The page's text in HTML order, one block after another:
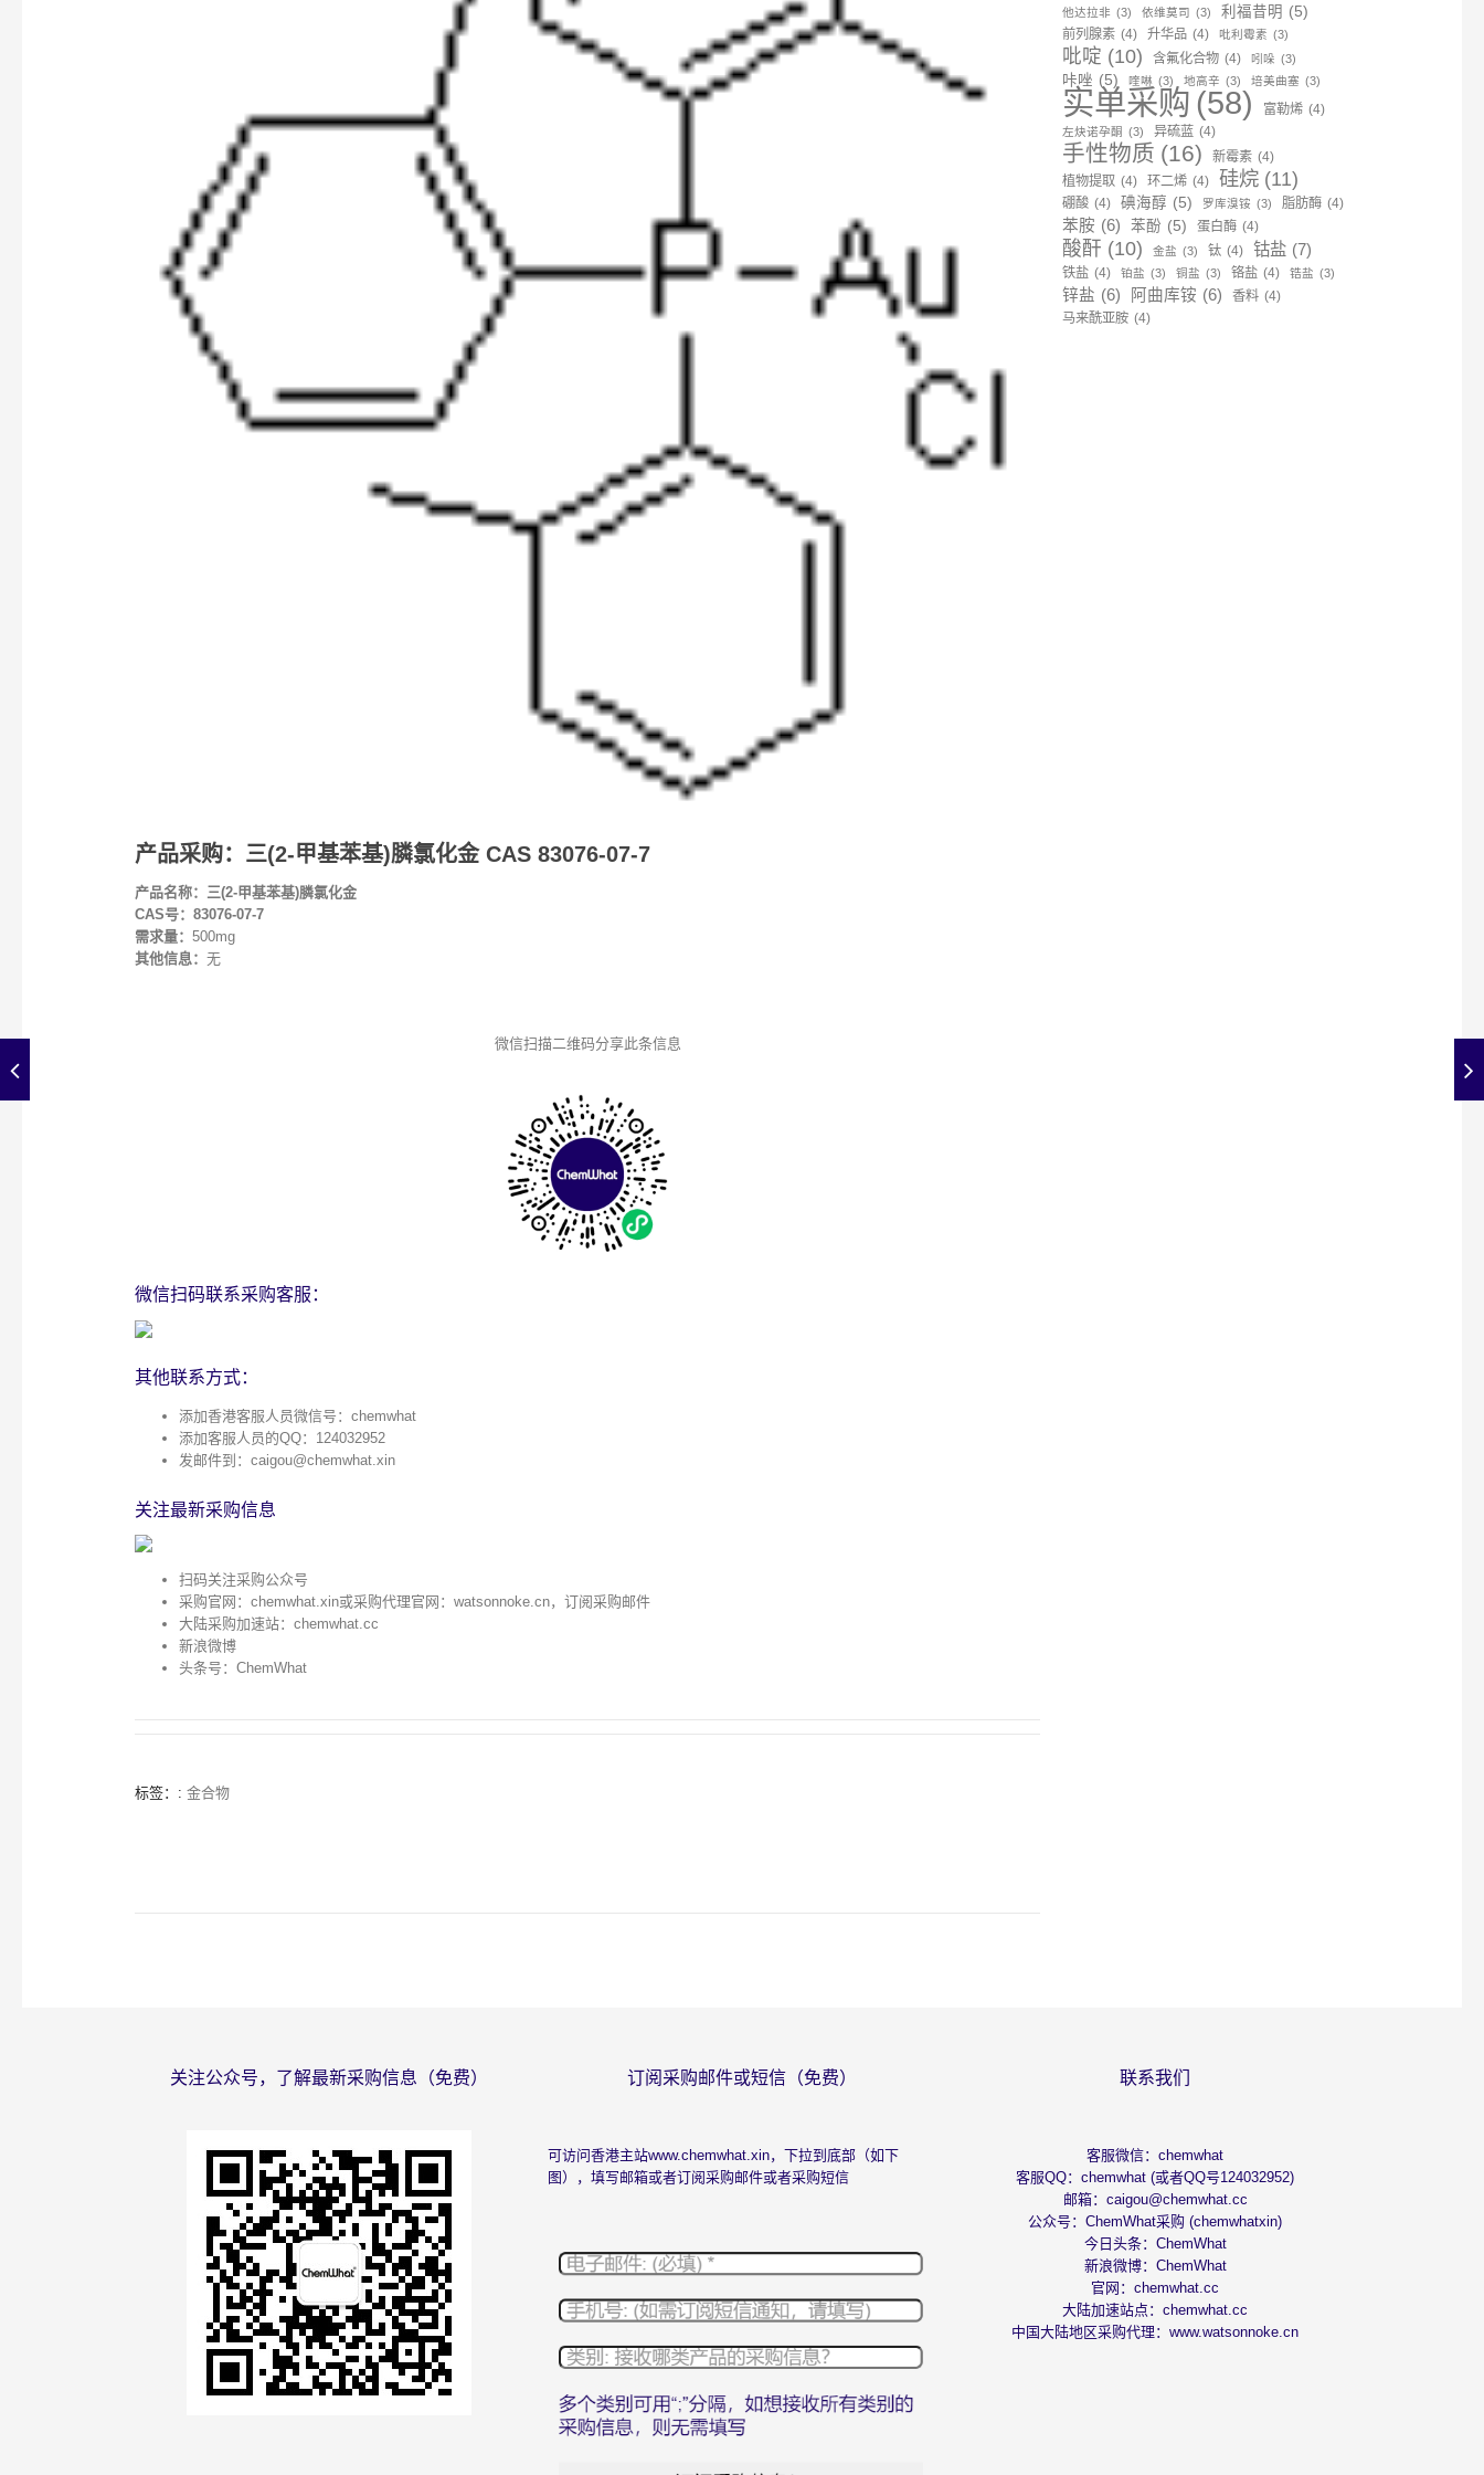
产品采购：三(2-甲基苯基)膦氯化金 CAS 83076-07-7
产品名称：三(2-甲基苯基)膦氯化金
CAS号：83076-07-7
需求量： 500mg
其他信息： 无
微信扫描二维码分享此条信息
微信扫码联系采购客服：
其他联系方式：
添加香港客服人员微信号：chemwhat
添加客服人员的QQ：124032952
发邮件到： caigou@chemwhat.xin
关注最新采购信息
扫码关注采购公众号
采购官网： chemwhat.xin或采购代理官网： watsonnoke.cn，订阅采购邮件
大陆采购加速站： chemwhat.cc
新浪微博
头条号：ChemWhat
标签：: 金合物
他达拉非 (3) 依维莫司 (3) 利福昔明 (5)
前列腺素 (4) 升华品 (4) 吡利霉素 (3)
吡啶 (10) 含氟化合物 (4) 吲哚 (3)
咔唑 (5) 喹啉 (3) 地高辛 (3) 培美曲塞 (3)
实单采购 (58) 富勒烯 (4)
左炔诺孕酮 (3) 异硫蓝 (4)
手性物质 (16) 新霉素 (4)
植物提取 (4) 环二烯 (4) 硅烷 (11)
硼酸 (4) 碘海醇 (5) 罗库溴铵 (3) 脂肪酶 (4)
苯胺 (6) 苯酚 (5) 蛋白酶 (4)
酸酐 (10) 金盐 (3) 钛 (4) 钴盐 (7)
铁盐 (4) 铂盐 (3) 铜盐 (3) 铬盐 (4) 锆盐 (3)
锌盐 (6) 阿曲库铵 (6) 香料 (4)
马来酰亚胺 (4)
关注公众号，了解最新采购信息（免费） 订阅采购邮件或短信（免费）
可访问香港主站www.chemwhat.xin，下拉到底部（如下
图），填写邮箱或者订阅采购邮件或者采购短信
联系我们
客服微信：chemwhat
客服QQ：chemwhat (或者QQ号124032952)
邮箱： caigou@chemwhat.cc
公众号：ChemWhat采购 (chemwhatxin)
今日头条： ChemWhat
新浪微博： ChemWhat
官网：chemwhat.cc
大陆加速站点：chemwhat.cc
中国大陆地区采购代理：www.watsonnoke.cn